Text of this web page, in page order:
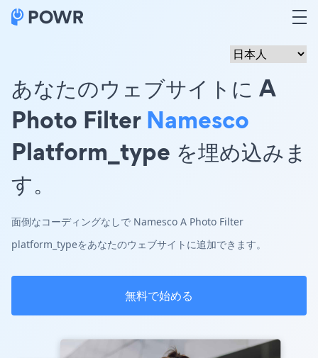
あなたのウェブサイトに A
Photo FilterNamesco
Platform_type を埋め込みま
す。
面倒なコーディングなしで Namesco A Photo Filter
platform_typeをあなたのウェブサイトに追加できます。
無料で始める